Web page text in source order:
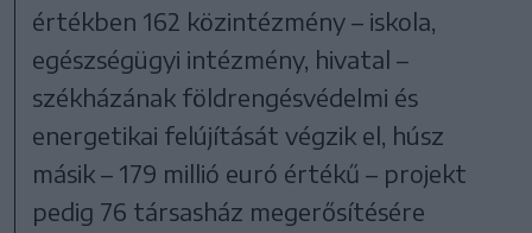
értékben 162 közintézmény – iskola,
egészségügyi intézmény, hivatal –
székházának földrengésvédelmi és
energetikai felújítását végzik el, húsz
másik – 179 millió euró értékű – projekt
pedig 76 társasház megerősítésére